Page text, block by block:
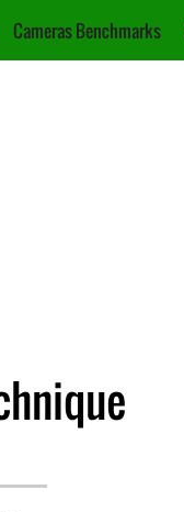
Cameras Benchmarks